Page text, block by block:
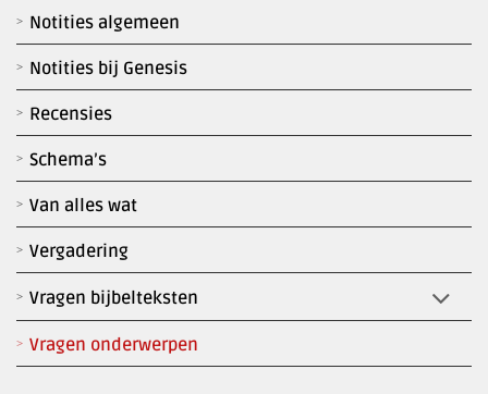
Notities algemeen
Notities bij Genesis
Recensies
Schema’s
Van alles wat
Vergadering
Vragen bijbelteksten
Vragen onderwerpen